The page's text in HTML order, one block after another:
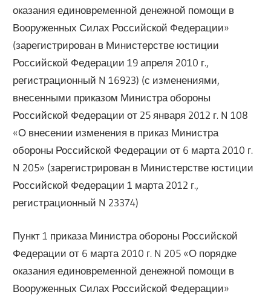
оказания единовременной денежной помощи в
Вооруженных Силах Российской Федерации»
(зарегистрирован в Министерстве юстиции
Российской Федерации 19 апреля 2010 г.,
регистрационный N 16923) (с изменениями,
внесенными приказом Министра обороны
Российской Федерации от 25 января 2012 г. N 108
«О внесении изменения в приказ Министра
обороны Российской Федерации от 6 марта 2010 г.
N 205» (зарегистрирован в Министерстве юстиции
Российской Федерации 1 марта 2012 г.,
регистрационный N 23374)
Пункт 1 приказа Министра обороны Российской
Федерации от 6 марта 2010 г. N 205 «О порядке
оказания единовременной денежной помощи в
Вооруженных Силах Российской Федерации»